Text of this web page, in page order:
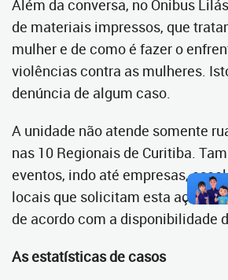
Além da conversa, no Ônibus
de materiais impressos, que
mulher e de como é fazer o
violências contra as mulheres.
denúncia de algum caso.
A unidade não atende somente
nas 10 Regionais de Curitiba.
eventos, indo até empresas,
locais que solicitam esta ação. A
de acordo com a disponibilidade
As estatísticas de casos